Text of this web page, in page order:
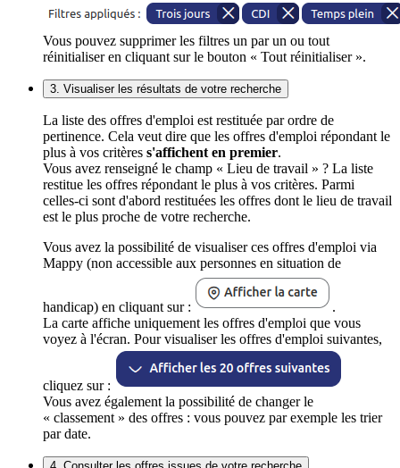
Vous pouvez supprimer les filtres un par un ou tout
réinitialiser en cliquant sur le bouton « Tout réinitialiser ».
3. Visualiser les résultats de votre recherche
La liste des offres d'emploi est restituée par ordre de
pertinence. Cela veut dire que les offres d'emploi répondant le
plus à vos critères s'affichent en premier.
Vous avez renseigné le champ « Lieu de travail » ? La liste
restitue les offres répondant le plus à vos critères. Parmi
celles-ci sont d'abord restituées les offres dont le lieu de travail
est le plus proche de votre recherche.
Vous avez la possibilité de visualiser ces offres d'emploi via
Mappy (non accessible aux personnes en situation de
handicap) en cliquant sur :
.
La carte affiche uniquement les offres d'emploi que vous
voyez à l'écran. Pour visualiser les offres d'emploi suivantes,
cliquez sur :
Vous avez également la possibilité de changer le
« classement » des offres : vous pouvez par exemple les trier
par date.